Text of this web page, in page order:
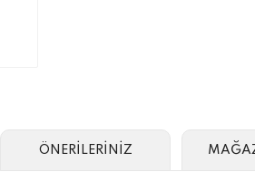
ÖNERİLERİNİZ